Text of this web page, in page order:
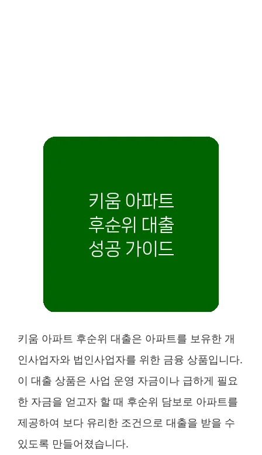
키움 아파트 후순위 대출은 아파트를 보유한 개
인사업자와 법인사업자를 위한 금융 상품입니다.
이 대출 상품은 사업 운영 자금이나 급하게 필요
한 자금을 얻고자 할 때 후순위 담보로 아파트를
제공하여 보다 유리한 조건으로 대출을 받을 수
있도록 만들어졌습니다.